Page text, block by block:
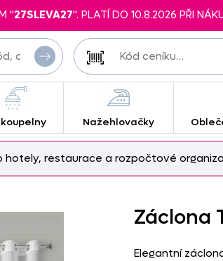
"27SLEVA27". PLATÍ DO 10.8.2026 PŘI
koupelny Nažehlovačky
hotely, restaurace a rozpočtové
Záclona
Elegantní